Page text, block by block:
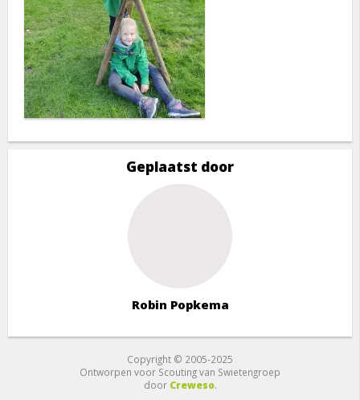
Geplaatst door
Robin Popkema
Copyright © 2005-2025
Ontworpen voor Scouting van Swietengroep
door Creweso.